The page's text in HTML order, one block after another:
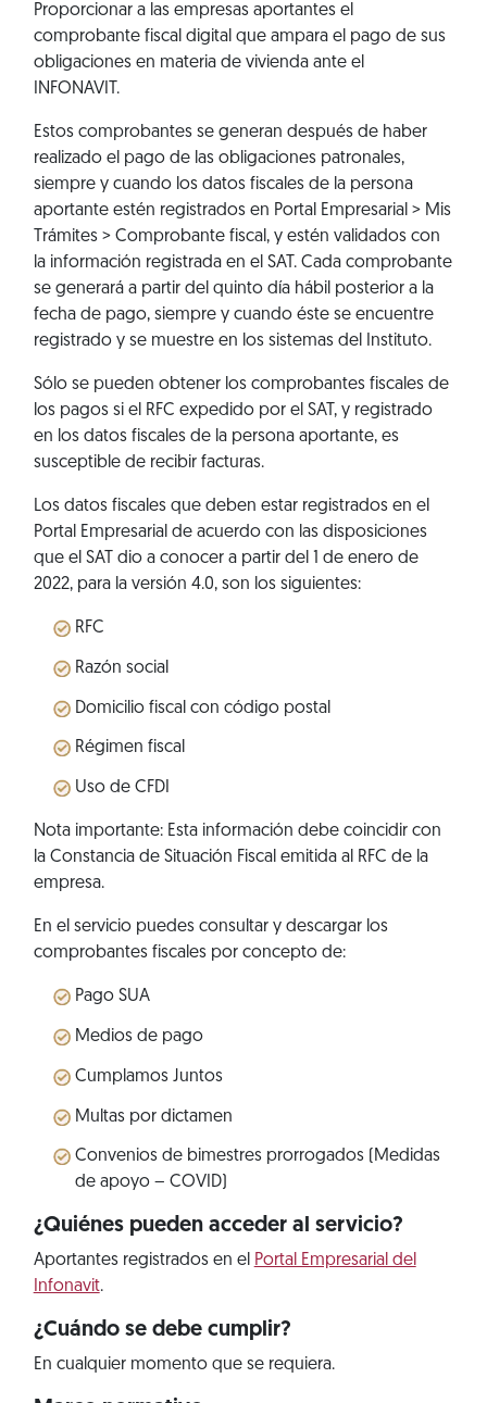
Proporcionar a las empresas aportantes el
comprobante fiscal digital que ampara el pago de sus
obligaciones en materia de vivienda ante el
INFONAVIT.
Estos comprobantes se generan después de haber
realizado el pago de las obligaciones patronales,
siempre y cuando los datos fiscales de la persona
aportante estén registrados en Portal Empresarial > Mis
Trámites > Comprobante fiscal , y estén validados con
la información registrada en el SAT. Cada comprobante
se generará a partir del quinto día hábil posterior a la
fecha de pago, siempre y cuando éste se encuentre
registrado y se muestre en los sistemas del Instituto.
Sólo se pueden obtener los comprobantes fiscales de
los pagos si el RFC expedido por el SAT, y registrado
en los datos fiscales de la persona aportante, es
susceptible de recibir facturas.
Los datos fiscales que deben estar registrados en el
Portal Empresarial de acuerdo con las disposiciones
que el SAT dio a conocer a partir del 1 de enero de
2022, para la versión 4.0, son los siguientes:
RFC
Razón social
Domicilio fiscal con código postal
Régimen fiscal
Uso de CFDI
Nota importante: Esta información debe coincidir con
la Constancia de Situación Fiscal emitida al RFC de la
empresa.
En el servicio puedes consultar y descargar los
comprobantes fiscales por concepto de:
Pago SUA
Medios de pago
Cumplamos Juntos
Multas por dictamen
Convenios de bimestres prorrogados (Medidas
de apoyo – COVID)
¿Quiénes pueden acceder al servicio?
Aportantes registrados en el Portal Empresarial del
Infonavit.
¿Cuándo se debe cumplir?
En cualquier momento que se requiera.